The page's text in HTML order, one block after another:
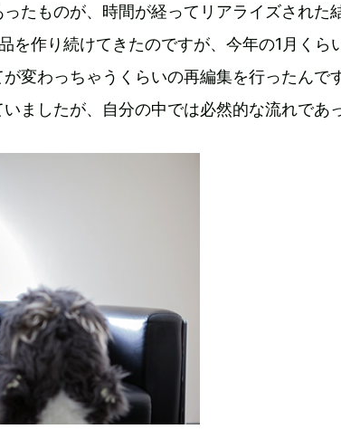
ったものが、時間が経ってリアライズされた
を作り続けてきたのですが、今年の1月くら
変わっちゃうくらいの再編集を行ったんで
ましたが、自分の中では必然的な流れであ